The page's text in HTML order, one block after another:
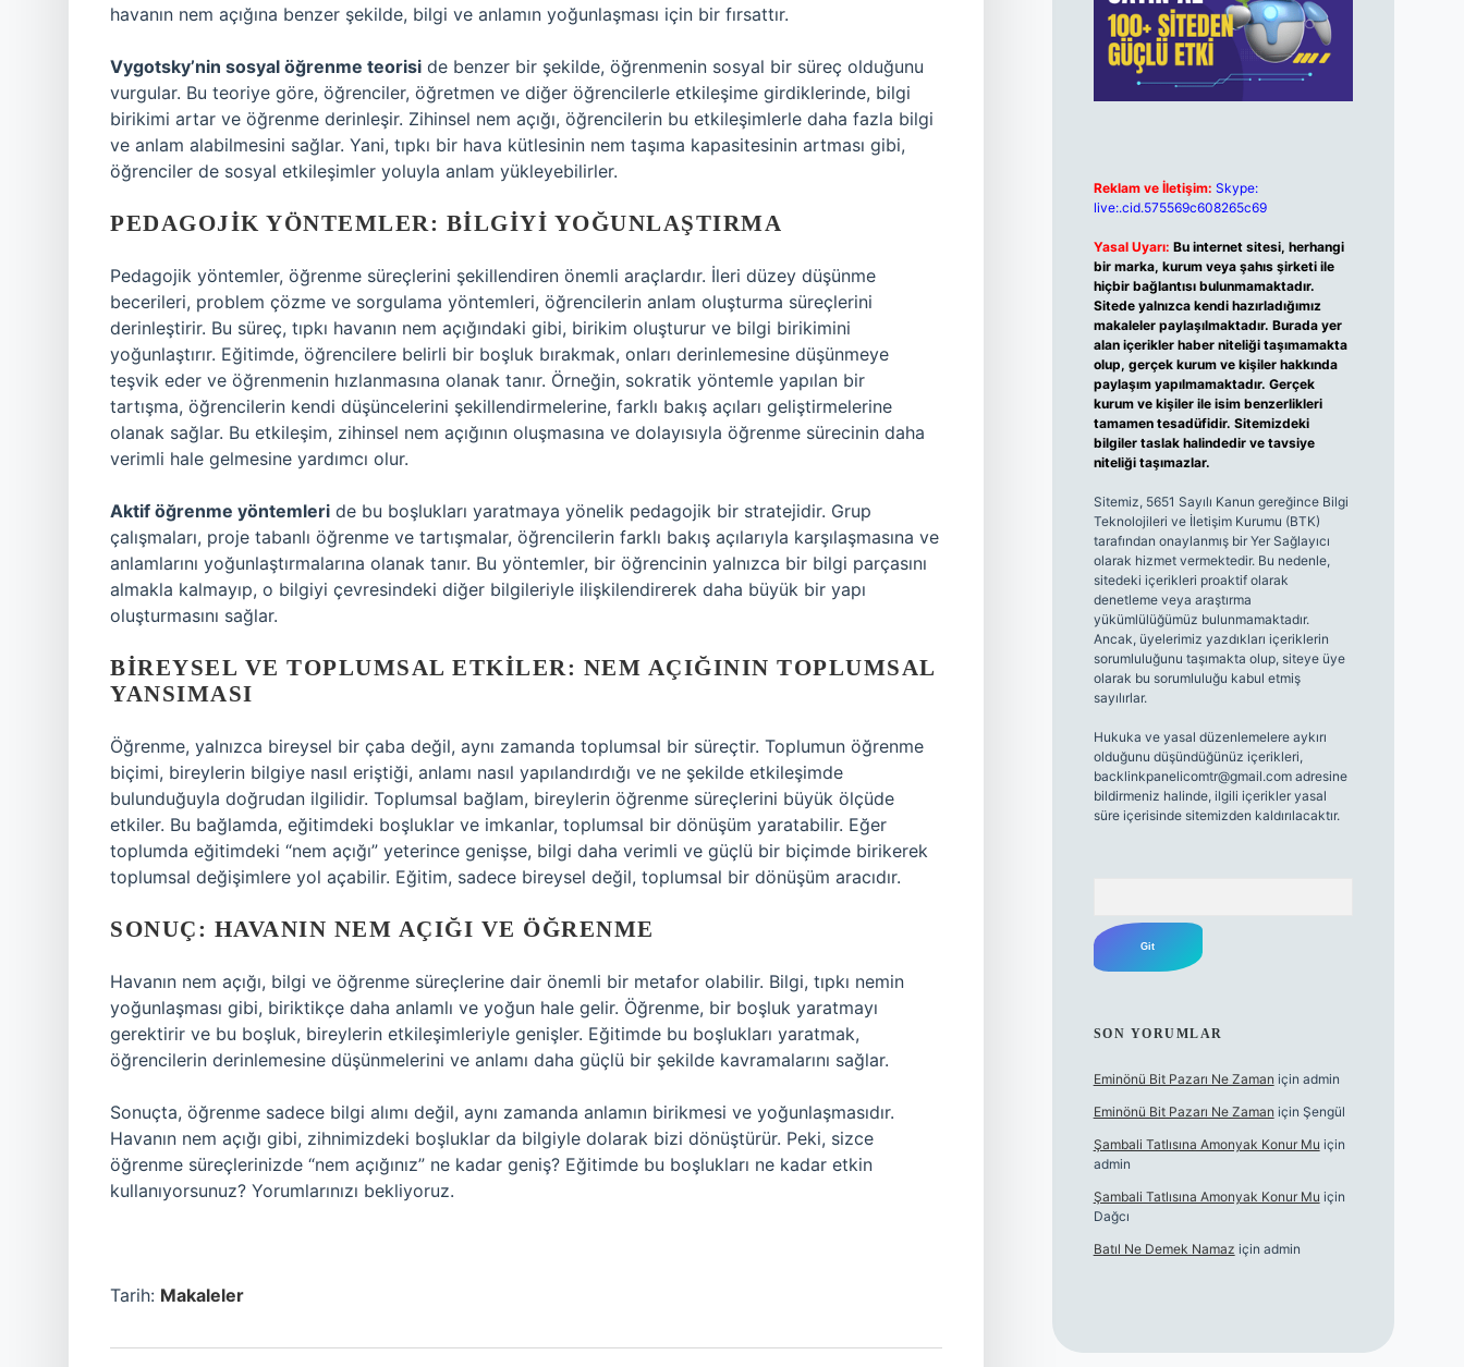
havanın nem açığına benzer şekilde, bilgi ve anlamın yoğunlaşması için bir fırsattır.
Vygotsky’nin sosyal öğrenme teorisi de benzer bir şekilde, öğrenmenin sosyal bir süreç olduğunu
vurgular. Bu teoriye göre, öğrenciler, öğretmen ve diğer öğrencilerle etkileşime girdiklerinde, bilgi
birikimi artar ve öğrenme derinleşir. Zihinsel nem açığı, öğrencilerin bu etkileşimlerle daha fazla bilgi
ve anlam alabilmesini sağlar. Yani, tıpkı bir hava kütlesinin nem taşıma kapasitesinin artması gibi,
öğrenciler de sosyal etkileşimler yoluyla anlam yükleyebilirler.
PEDAGOJIK YÖNTEMLER: BILGIYI YOĞUNLAŞTIRMA
Pedagojik yöntemler, öğrenme süreçlerini şekillendiren önemli araçlardır. İleri düzey düşünme
becerileri, problem çözme ve sorgulama yöntemleri, öğrencilerin anlam oluşturma süreçlerini
derinleştirir. Bu süreç, tıpkı havanın nem açığındaki gibi, birikim oluşturur ve bilgi birikimini
yoğunlaştırır. Eğitimde, öğrencilere belirli bir boşluk bırakmak, onları derinlemesine düşünmeye
teşvik eder ve öğrenmenin hızlanmasına olanak tanır. Örneğin, sokratik yöntemle yapılan bir
tartışma, öğrencilerin kendi düşüncelerini şekillendirmelerine, farklı bakış açıları geliştirmelerine
olanak sağlar. Bu etkileşim, zihinsel nem açığının oluşmasına ve dolayısıyla öğrenme sürecinin daha
verimli hale gelmesine yardımcı olur.
Aktif öğrenme yöntemleri de bu boşlukları yaratmaya yönelik pedagojik bir stratejidir. Grup
çalışmaları, proje tabanlı öğrenme ve tartışmalar, öğrencilerin farklı bakış açılarıyla karşılaşmasına ve
anlamlarını yoğunlaştırmalarına olanak tanır. Bu yöntemler, bir öğrencinin yalnızca bir bilgi parçasını
almakla kalmayıp, o bilgiyi çevresindeki diğer bilgileriyle ilişkilendirerek daha büyük bir yapı
oluşturmasını sağlar.
BIREYSEL VE TOPLUMSAL ETKILER: NEM AÇIĞININ TOPLUMSAL
YANSIMASI
Öğrenme, yalnızca bireysel bir çaba değil, aynı zamanda toplumsal bir süreçtir. Toplumun öğrenme
biçimi, bireylerin bilgiye nasıl eriştiği, anlamı nasıl yapılandırdığı ve ne şekilde etkileşimde
bulunduğuyla doğrudan ilgilidir. Toplumsal bağlam, bireylerin öğrenme süreçlerini büyük ölçüde
etkiler. Bu bağlamda, eğitimdeki boşluklar ve imkanlar, toplumsal bir dönüşüm yaratabilir. Eğer
toplumda eğitimdeki “nem açığı” yeterince genişse, bilgi daha verimli ve güçlü bir biçimde birikerek
toplumsal değişimlere yol açabilir. Eğitim, sadece bireysel değil, toplumsal bir dönüşüm aracıdır.
SONUÇ: HAVANIN NEM AÇIĞI VE ÖĞRENME
Havanın nem açığı, bilgi ve öğrenme süreçlerine dair önemli bir metafor olabilir. Bilgi, tıpkı nemin
yoğunlaşması gibi, biriktikçe daha anlamlı ve yoğun hale gelir. Öğrenme, bir boşluk yaratmayı
gerektirir ve bu boşluk, bireylerin etkileşimleriyle genişler. Eğitimde bu boşlukları yaratmak,
öğrencilerin derinlemesine düşünmelerini ve anlamı daha güçlü bir şekilde kavramalarını sağlar.
Sonuçta, öğrenme sadece bilgi alımı değil, aynı zamanda anlamın birikmesi ve yoğunlaşmasıdır.
Havanın nem açığı gibi, zihnimizdeki boşluklar da bilgiyle dolarak bizi dönüştürür. Peki, sizce
öğrenme süreçlerinizde “nem açığınız” ne kadar geniş? Eğitimde bu boşlukları ne kadar etkin
kullanıyorsunuz? Yorumlarınızı bekliyoruz.
Tarih: Makaleler
Reklam ve İletişim: Skype:
live:.cid.575569c608265c69
Yasal Uyarı: Bu internet sitesi, herhangi
bir marka, kurum veya şahıs şirketi ile
hiçbir bağlantısı bulunmamaktadır.
Sitede yalnızca kendi hazırladığımız
makaleler paylaşılmaktadır. Burada yer
alan içerikler haber niteliği taşımamakta
olup, gerçek kurum ve kişiler hakkında
paylaşım yapılmamaktadır. Gerçek
kurum ve kişiler ile isim benzerlikleri
tamamen tesadüfidir. Sitemizdeki
bilgiler taslak halindedir ve tavsiye
niteliği taşımazlar.
Sitemiz, 5651 Sayılı Kanun gereğince Bilgi
Teknolojileri ve İletişim Kurumu (BTK)
tarafından onaylanmış bir Yer Sağlayıcı
olarak hizmet vermektedir. Bu nedenle,
sitedeki içerikleri proaktif olarak
denetleme veya araştırma
yükümlülüğümüz bulunmamaktadır.
Ancak, üyelerimiz yazdıkları içeriklerin
sorumluluğunu taşımakta olup, siteye üye
olarak bu sorumluluğu kabul etmiş
sayılırlar.
Hukuka ve yasal düzenlemelere aykırı
olduğunu düşündüğünüz içerikleri,
backlinkpanelicomtr@gmail.comadresine
bildirmeniz halinde, ilgili içerikler yasal
süre içerisinde sitemizden kaldırılacaktır.
SON YORUMLAR
Eminönü Bit Pazarı Ne Zaman için admin
Eminönü Bit Pazarı Ne Zaman için Şengül
Şambali Tatlısına Amonyak Konur Mu için
admin
Şambali Tatlısına Amonyak Konur Mu için
Dağcı
Batıl Ne Demek Namaz için admin